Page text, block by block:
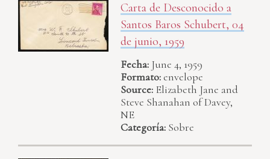
Carta de Desconocido a
Santos Baros Schubert, 04
de junio, 1959
Fecha: June 4, 1959
Formato:envelope
Source: Elizabeth Jane and
Steve Shanahan of Davey,
NE
Categoría: Sobre